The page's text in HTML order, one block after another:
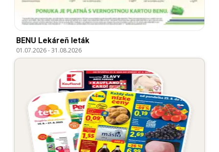
BENU Lekáreň leták
01.07.2026-31.08.2026